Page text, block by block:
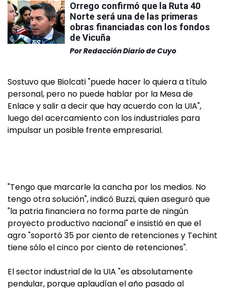
Orrego confirmó que la Ruta 40
Norte será una de las primeras
obras financiadas con los fondos
de Vicuña
PorRedacción Diario de Cuyo
Sostuvo que Biolcati "puede hacer lo quiera a título
personal, pero no puede hablar por la Mesa de
Enlace y salir a decir que hay acuerdo con la UIA",
luego del acercamiento con los industriales para
impulsar un posible frente empresarial.
"Tengo que marcarle la cancha por los medios. No
tengo otra solución", indicó Buzzi, quien aseguró que
"la patria financiera no forma parte de ningún
proyecto productivo nacional" e insistió en que el
agro "soportó 35 por ciento de retenciones y Techint
tiene sólo el cinco por ciento de retenciones".
El sector industrial de la UIA "es absolutamente
pendular, porque aplaudían el año pasado al